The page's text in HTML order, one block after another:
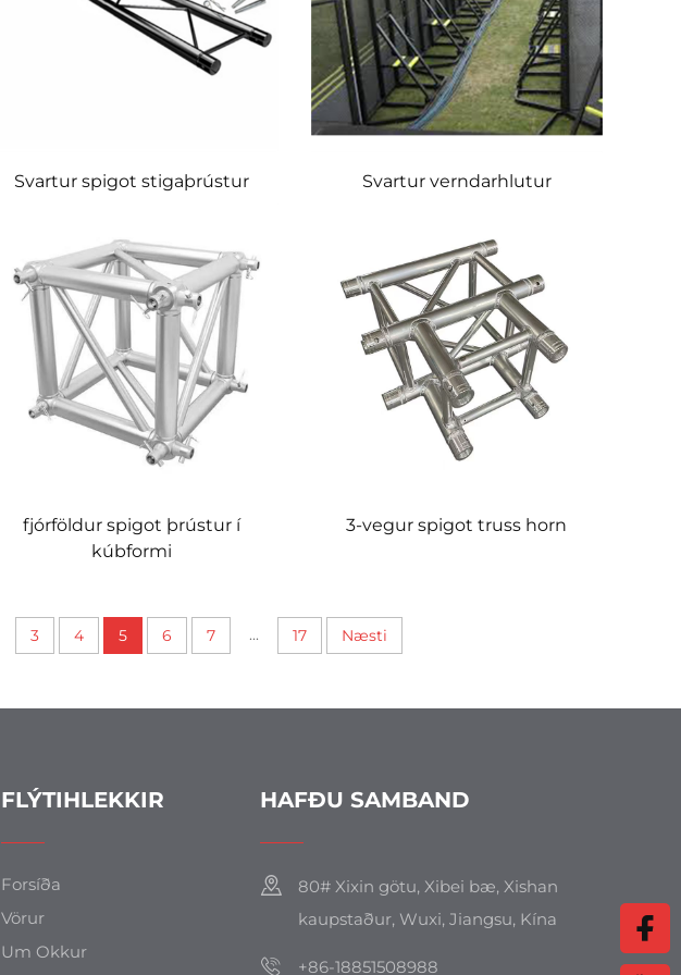
Svartur spigot stigaþrústur Svartur verndarhlutur
fjórföldur spigot þrústur í
kúbformi
3-vegur spigot truss horn
3 4 5 6 7 ... 17 Næsti
FLÝTIHLEKKIR
Forsíða
Vörur
Um Okkur
HAFÐU SAMBAND
80# Xixin götu, Xibei bæ, Xishan
kaupstaður, Wuxi, Jiangsu, Kína
+86-18851508988